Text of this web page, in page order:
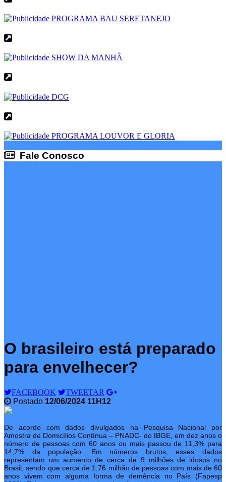
Fale Conosco
O brasileiro está preparado
para envelhecer?
FACEBOOK
TWEETAR
Postado 12/06/2024 11H12
De acordo com dados divulgados na Pesquisa Nacional por
Amostra de Domicílios Contínua – PNADC- do IBGE, em dez anos o
número de pessoas com 60 anos ou mais passou de 11,3% para
14,7% da população. Em números brutos, esses dados
representam um aumento de cerca de 9 milhões de idosos no
Brasil, sendo que cerca de 1,76 milhão de pessoas com mais de 60
anos vivem com alguma forma de demência no País (Fapesp